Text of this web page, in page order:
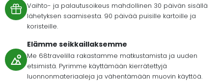
Vaihto- ja palautusoikeus mahdollinen 30 päivän sisällä
lähetyksen saamisesta. 90 päivää puisille kartoille ja
koristeille.
Elämme seikkaillaksemme
Me 68travelilla rakastamme matkustamista ja uuden
etsimistä. Pyrimme käyttämään kierrätettyjä
luonnonmateriaaleja ja vähentämään muovin käyttöä.